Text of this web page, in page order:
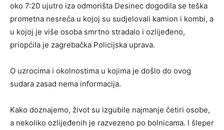
oko 7:20 ujutro iza odmorišta Desinec dogodila se teška
prometna nesreća u kojoj su sudjelovali kamion i kombi, a
u kojoj je više osoba smrtno stradalo i ozlijeđeno,
priopćila je zagrebačka Policijska uprava.
O uzrocima i okolnostima u kojima je došlo do ovog
sudara zasad nema informacija.
Kako doznajemo, život su izgubile najmanje četiri osobe,
a nekoliko ozlijeđenih je razvezeno po bolnicama. I šleper